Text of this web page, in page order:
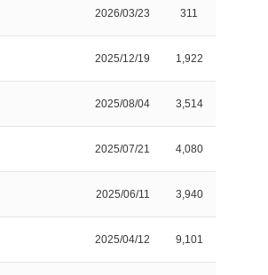
2026/03/23 311
2025/12/19 1,922
2025/08/04 3,514
2025/07/21 4,080
2025/06/11 3,940
2025/04/12 9,101